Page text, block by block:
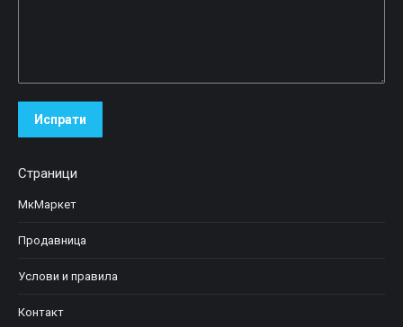
Испрати
Страници
МкМаркет
Продавница
Услови и правила
Контакт